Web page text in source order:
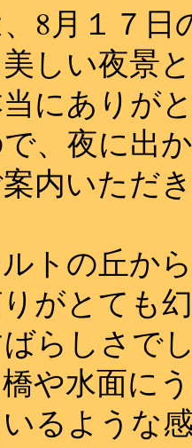
8月１７
しい夜景
にありが
、夜に出
内いただ
トの丘か
がとても
らしさで
や水面に
るような